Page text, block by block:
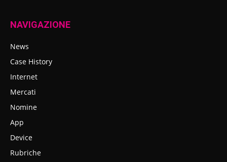
NAVIGAZIONE
News
Case History
Internet
Mercati
Nomine
App
Device
Rubriche